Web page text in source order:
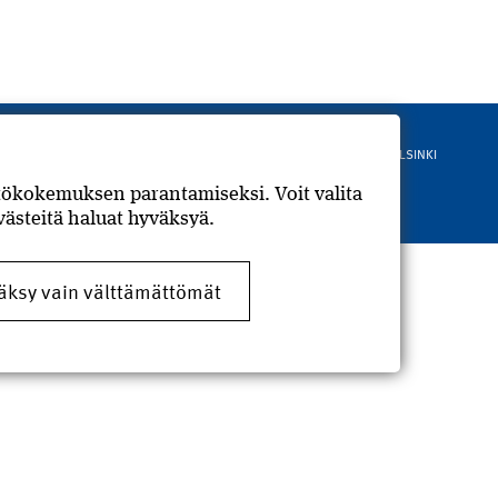
Rahakamarinportti 3 B, 00240 HELSINKI
Tarkemmat yhteystiedot Evästeet
parantamiseksi. Voit valita
haluat hyväksyä.
vain välttämättömät